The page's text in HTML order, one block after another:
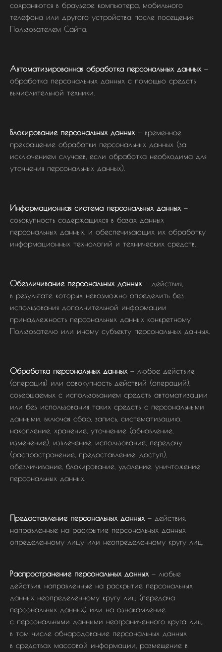
сохраняются в браузере компьютера, мобильного
телефона или другого устройства после посещения
Пользователем Сайта.
Автоматизированная обработка персональных данных —
обработка персональных данных с помощью средств
вычислительной техники.
Блокирование персональных данных — временное
прекращение обработки персональных данных (за
исключением случаев, если обработка необходима для
уточнения персональных данных).
Информационная система персональных данных —
совокупность содержащихся в базах данных
персональных данных, и обеспечивающих их обработку
информационных технологий и технических средств.
Обезличивание персональных данных — действия,
в результате которых невозможно определить без
использования дополнительной информации
принадлежность персональных данных конкретному
Пользователю или иному субъекту персональных данных.
Обработка персональных данных — любое действие
(операция) или совокупность действий (операций),
совершаемых с использованием средств автоматизации
или без использования таких средств с персональными
данными, включая сбор, запись, систематизацию,
накопление, хранение, уточнение (обновление,
изменение), извлечение, использование, передачу
(распространение, предоставление, доступ),
обезличивание, блокирование, удаление, уничтожение
персональных данных.
Предоставление персональных данных — действия,
направленные на раскрытие персональных данных
определенному лицу или неопределенному кругу лиц.
Распространение персональных данных — любые
действия, направленные на раскрытие персональных
данных неопределенному кругу лиц (передача
персональных данных) или на ознакомление
с персональными данными неограниченного круга лиц,
в том числе обнародование персональных данных
в средствах массовой информации, размещение в